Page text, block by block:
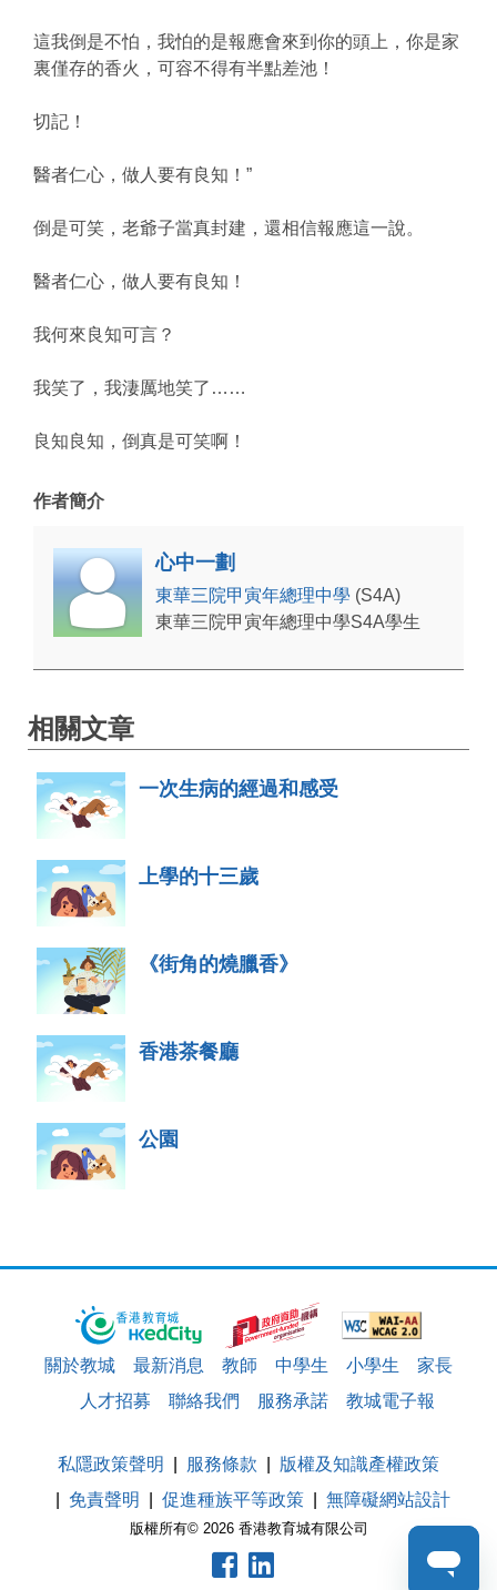
這我倒是不怕，我怕的是報應會來到你的頭上，你是家
裏僅存的香火，可容不得有半點差池！
切記！
醫者仁心，做人要有良知！”
倒是可笑，老爺子當真封建，還相信報應這一說。
醫者仁心，做人要有良知！
我何來良知可言？
我笑了，我淒厲地笑了……
良知良知，倒真是可笑啊！
作者簡介
心中一劃
東華三院甲寅年總理中學 (S4A)
東華三院甲寅年總理中學S4A學生
相關文章
一次生病的經過和感受
上學的十三歲
《街角的燒臘香》
香港茶餐廳
公園
關於教城 最新消息 教師 中學生 小學生
家長
人才招募
聯絡我們 服務承諾 教城電子報
版權所有© 2026 香港教育城有限公司
私隱政策聲明 服務條款
版權及知識產權政策
免責聲明
促進種族平等政策 無障礙網站設計